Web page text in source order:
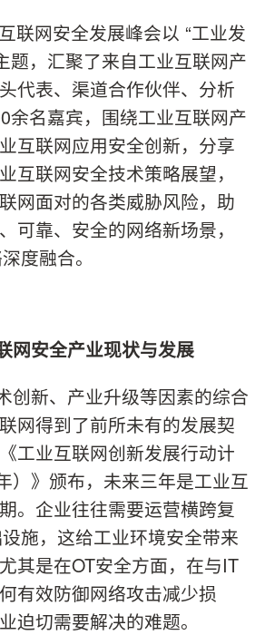
联网安全发展峰会以 “工业发
题，汇聚了来自工业互联网产
代表、渠道合作伙伴、分析
余名嘉宾，围绕工业互联网产
互联网应用安全创新，分享
互联网安全技术策略展望，
网面对的各类威胁风险，助
可靠、安全的网络新场景，
度融合。
网安全产业现状与发展
创新、产业升级等因素的综合
网得到了前所未有的发展契
工业互联网创新发展行动计
）》颁布，未来三年是工业互
。企业往往需要运营横跨复
施，这给工业环境安全带来
其是在OT安全方面，在与IT
有效防御网络攻击减少损
迫切需要解决的难题。